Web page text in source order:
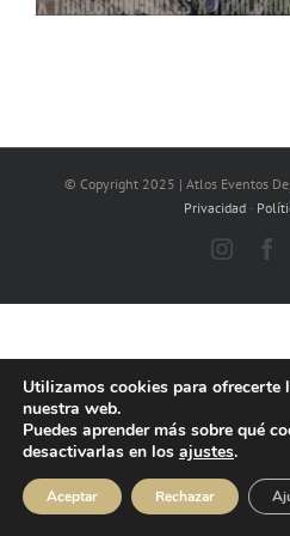
© Copyright 2025 | Atlos Eventos
Privacidad·
Utilizamos cookies para ofrecerte
nuestra web.
Puedes aprender más sobre qué
desactivarlas en los ajustes.
Aceptar Rechazar